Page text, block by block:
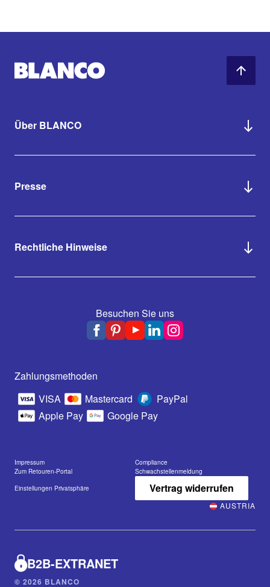
Über BLANCO
Presse
Rechtliche Hinweise
Besuchen Sie uns
Zahlungsmethoden
VISA
Mastercard
PayPal
Apple Pay
Google Pay
Impressum
Compliance
Zum Retouren-Portal
Schwachstellenmeldung
Einstellungen Privatsphäre
Vertrag widerrufen
AUSTRIA
B2B-EXTRANET
© 2026 BLANCO